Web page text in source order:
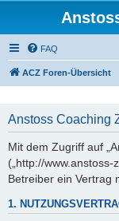
FAQ
ACZ Foren-Übersicht
Anstoss Coaching
Mit dem Zugriff auf
(„http://
Betreiber ein Vertrag
1.